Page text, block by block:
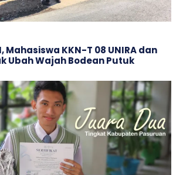
Mahasiswa KKN-T 08 UNIRA dan
Ubah Wajah ‎Bodean Putuk